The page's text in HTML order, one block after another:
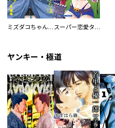
ミズダコちゃんからは逃げられない！ スーパー恋愛タイム！～現場でドＳな彼女は自宅でデレる～
ヤンキー・極道